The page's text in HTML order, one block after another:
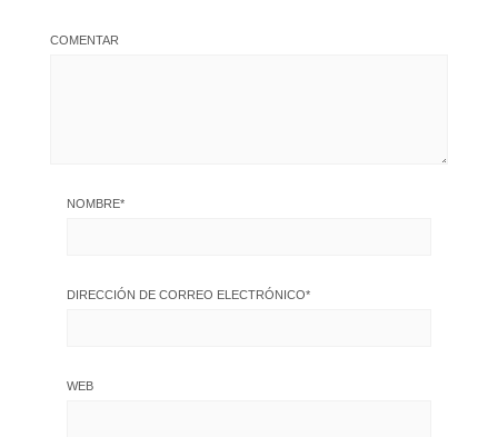
COMENTAR
NOMBRE*
DIRECCIÓN DE CORREO ELECTRÓNICO*
WEB